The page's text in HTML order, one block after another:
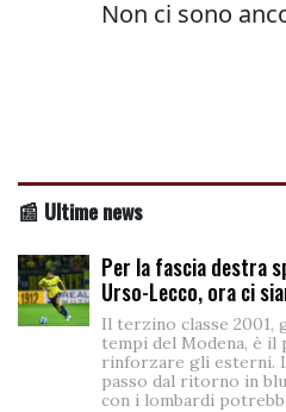
📰 Ultime news
Per la fascia destra
Urso-Lecco, ora ci
Il terzino classe 2001,
tempi del Modena, è
rinforzare gli esterni.
passo dal ritorno in
con i lombardi